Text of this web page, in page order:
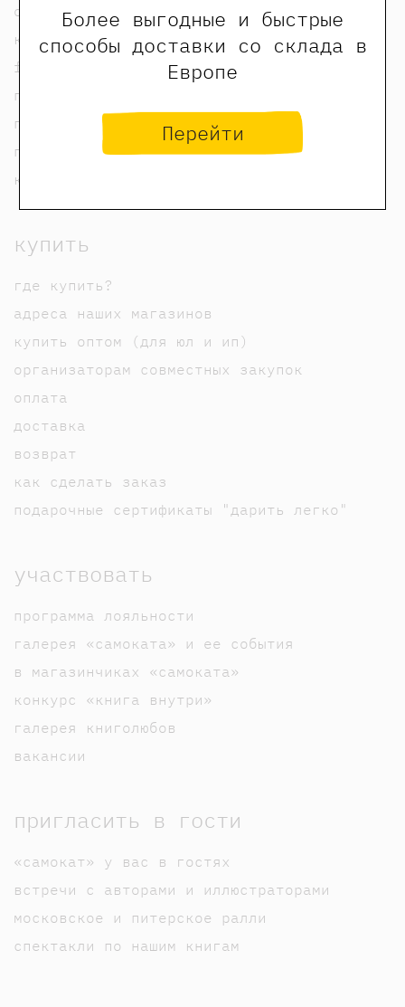
Более выгодные и быстрые
способы доставки со склада в
Европе
Перейти
о нас
контакты
foreign rights contacts
политика конфиденциальности
публичная оферта
пользовательское соглашение
карта сайта
купить
где купить?
адреса наших магазинов
купить оптом (для юл и ип)
организаторам совместных закупок
оплата
доставка
возврат
как сделать заказ
подарочные сертификаты "дарить легко"
участвовать
программа лояльности
галерея «самоката» и ее события
в магазинчиках «самоката»
конкурс «книга внутри»
галерея книголюбов
вакансии
пригласить в гости
«самокат» у вас в гостях
встречи с авторами и иллюстраторами
московское и питерское ралли
спектакли по нашим книгам